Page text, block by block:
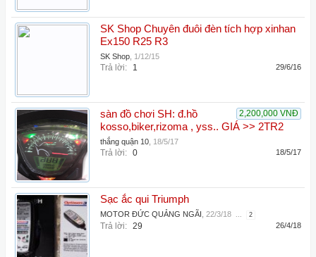
SK Shop Chuyên đuôi đèn tích hợp xinhan
Ex150 R25 R3
SK Shop 1/12/15
Trả lời: 1 29/6/16
2,200,000 VNĐ
sàn đồ chơi SH: đ.hồ
kosso,biker,rizoma , yss.. GIÁ >> 2TR2
thắng quận 10 18/5/17
Trả lời: 0 18/5/17
Sạc ắc qui Triumph
MOTOR ĐỨC QUẢNG NGÃI 22/3/18 ... 2
Trả lời: 29 26/4/18